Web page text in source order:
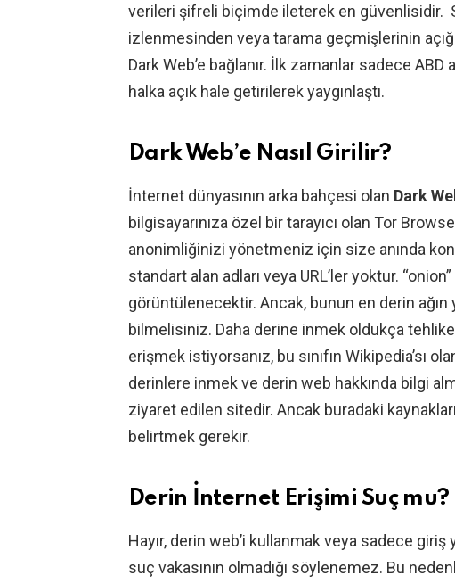
verileri şifreli biçimde ileterek en güvenlisidir.
izlenmesinden veya tarama geçmişlerinin
Dark Web’e bağlanır. İlk zamanlar sadece ABD
halka açık hale getirilerek yaygınlaştı.
Dark Web’e Nasıl Girilir?
İnternet dünyasının arka bahçesi olan Dark
bilgisayarınıza özel bir tarayıcı olan Tor
anonimliğinizi yönetmeniz için size anında
standart alan adları veya URL’ler yoktur.
görüntülenecektir. Ancak, bunun en derin
bilmelisiniz. Daha derine inmek oldukça
erişmek istiyorsanız, bu sınıfın Wikipedia’sı
derinlere inmek ve derin web hakkında bilgi
ziyaret edilen sitedir. Ancak buradaki
belirtmek gerekir.
Derin İnternet Erişimi Suç mu?
Hayır, derin web’i kullanmak veya sadece
suç vakasının olmadığı söylenemez. Bu